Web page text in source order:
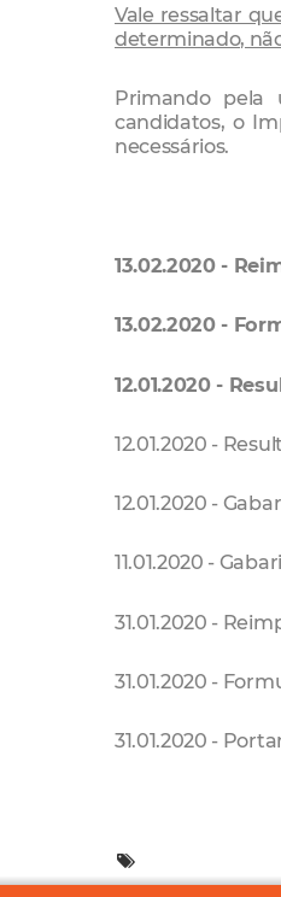
Vale ressaltar
determinado,
Primando pela
candidatos, o
necessários.
13.02.2020 -
13.02.2020 -
12.01.2020 -
12.01.2020 -
12.01.2020 -
11.01.2020 -
31.01.2020 -
31.01.2020 -
31.01.2020 -